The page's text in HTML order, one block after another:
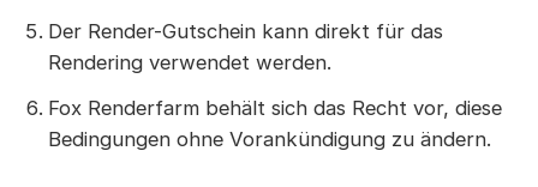
Der Render-Gutschein kann direkt für das
Rendering verwendet werden.
Fox Renderfarm behält sich das Recht vor, diese
Bedingungen ohne Vorankündigung zu ändern.